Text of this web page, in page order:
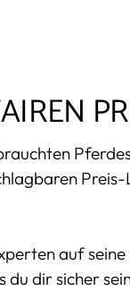
auf
dir sicher